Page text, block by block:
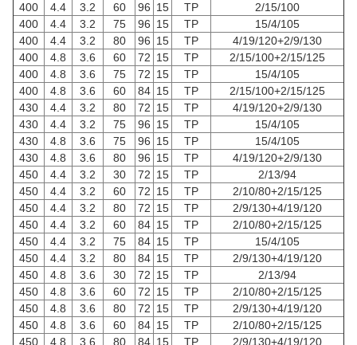
400
4.4 3.2 60 96 15 TP
2/15/100
400
4.4 3.2 75 96 15 TP
15/4/105
400
4.4 3.2 80 96 15 TP
4/19/120+2/9/130
400
4.8 3.6 60 72 15 TP
2/15/100+2/15/125
400
4.8 3.6 75 72 15 TP
15/4/105
400
4.8 3.6 60 84 15 TP
2/15/100+2/15/125
430
4.4 3.2 80 72 15 TP
4/19/120+2/9/130
430
4.4 3.2 75 96 15 TP
15/4/105
430
4.8 3.6 75 96 15 TP
15/4/105
430
4.8 3.6 80 96 15 TP
4/19/120+2/9/130
450
4.4 3.2 30 72 15 TP
2/13/94
450
4.4 3.2 60 72 15 TP
2/10/80+2/15/125
450
4.4 3.2 80 72 15 TP
2/9/130+4/19/120
450
4.4 3.2 60 84 15 TP
2/10/80+2/15/125
450
4.4 3.2 75 84 15 TP
15/4/105
450
4.4 3.2 80 84 15 TP
2/9/130+4/19/120
450
4.8 3.6 30 72 15 TP
2/13/94
450
4.8 3.6 60 72 15 TP
2/10/80+2/15/125
450
4.8 3.6 80 72 15 TP
2/9/130+4/19/120
450
4.8 3.6 60 84 15 TP
2/10/80+2/15/125
450
4.8 3.6 80 84 15 TP
2/9/130+4/19/120